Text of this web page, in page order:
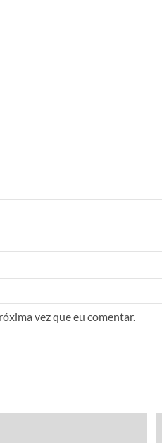
vez que eu comentar.